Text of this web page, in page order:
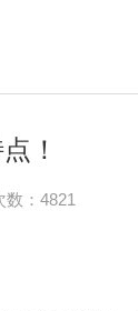
！
数：4821